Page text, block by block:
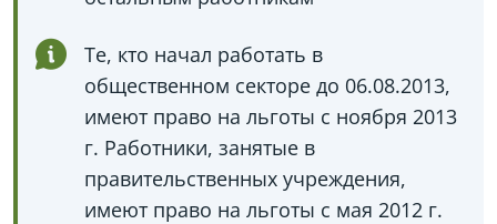
Те, кто начал работать в
общественном секторе до 06.08.2013,
имеют право на льготы с ноября 2013
г. Работники, занятые в
правительственных учреждения,
имеют право на льготы с мая 2012 г.